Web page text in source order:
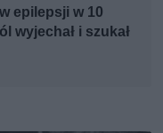
epilepsji w 10
wyjechał i szukał